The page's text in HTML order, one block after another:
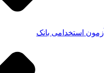
آزمون استخدامی بانک